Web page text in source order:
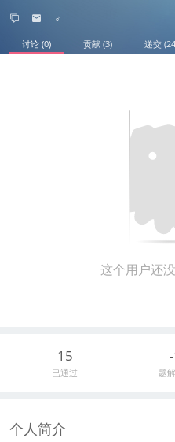
♂
讨论 (0) 贡献 (3) 递交
这个用户还
15
已通过 题
个人简介